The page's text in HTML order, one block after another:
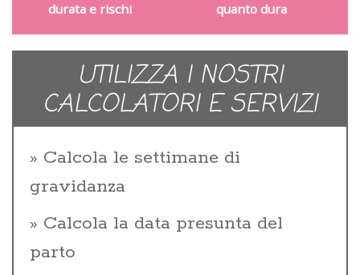
durata e rischi
quanto dura
UTILIZZA I NOSTRI
CALCOLATORI E SERVIZI
Calcola le settimane di
gravidanza
Calcola la data presunta del
parto